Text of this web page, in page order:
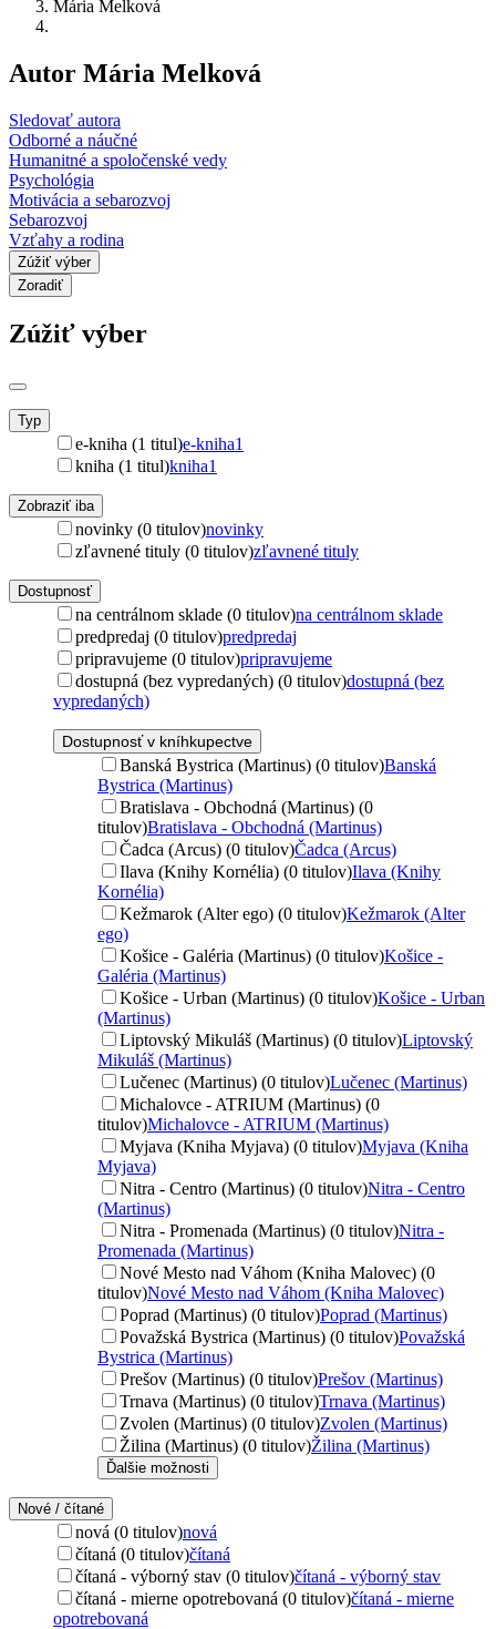
Mária Melková
Autor Mária Melková
Sledovať autora
Odborné a náučné
Humanitné a spoločenské vedy
Psychológia
Motivácia a sebarozvoj
Sebarozvoj
Vzťahy a rodina
Zúžiť výber
Zoradiť
Zúžiť výber
Typ
e-kniha (1 titul)e-kniha1
kniha (1 titul)kniha1
Zobraziť iba
novinky (0 titulov)novinky
zľavnené tituly (0 titulov)zľavnené tituly
Dostupnosť
na centrálnom sklade (0 titulov)na centrálnom sklade
predpredaj (0 titulov)predpredaj
pripravujeme (0 titulov)pripravujeme
dostupná (bez vypredaných) (0 titulov)dostupná (bez
vypredaných)
Dostupnosť v kníhkupectve
Banská Bystrica (Martinus) (0 titulov)Banská
Bystrica (Martinus)
Bratislava - Obchodná (Martinus) (0
titulov)Bratislava - Obchodná (Martinus)
Čadca (Arcus) (0 titulov)Čadca (Arcus)
Ilava (Knihy Kornélia) (0 titulov)Ilava (Knihy
Kornélia)
Kežmarok (Alter ego) (0 titulov)Kežmarok (Alter
ego)
Košice - Galéria (Martinus) (0 titulov)Košice -
Galéria (Martinus)
Košice - Urban (Martinus) (0 titulov)Košice - Urban
(Martinus)
Liptovský Mikuláš (Martinus) (0 titulov)Liptovský
Mikuláš (Martinus)
Lučenec (Martinus) (0 titulov)Lučenec (Martinus)
Michalovce - ATRIUM (Martinus) (0
titulov)Michalovce - ATRIUM (Martinus)
Myjava (Kniha Myjava) (0 titulov)Myjava (Kniha
Myjava)
Nitra - Centro (Martinus) (0 titulov)Nitra - Centro
(Martinus)
Nitra - Promenada (Martinus) (0 titulov)Nitra -
Promenada (Martinus)
Nové Mesto nad Váhom (Kniha Malovec) (0
titulov)Nové Mesto nad Váhom (Kniha Malovec)
Poprad (Martinus) (0 titulov)Poprad (Martinus)
Považská Bystrica (Martinus) (0 titulov)Považská
Bystrica (Martinus)
Prešov (Martinus) (0 titulov)Prešov (Martinus)
Trnava (Martinus) (0 titulov)Trnava (Martinus)
Zvolen (Martinus) (0 titulov)Zvolen (Martinus)
Žilina (Martinus) (0 titulov)Žilina (Martinus)
Ďalšie možnosti
Nové / čítané
nová (0 titulov)nová
čítaná (0 titulov)čítaná
čítaná - výborný stav (0 titulov)čítaná - výborný stav
čítaná - mierne opotrebovaná (0 titulov)čítaná - mierne
opotrebovaná